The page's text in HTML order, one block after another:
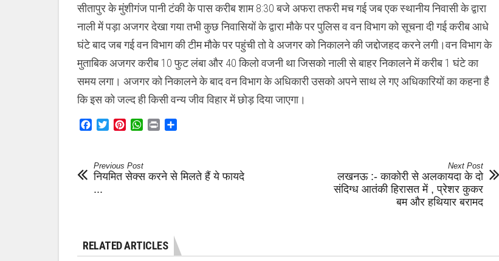
जिससे
दहशत
का
माहौल
सीतापुर के मुंशीगंज पानी टंकी के पास करीब शाम 8:30 बजे अफरा तफरी मच गई जब एक स्थानीय निवासी के द्वारा
नाली में पड़ा अजगर देखा गया तभी कुछ निवासियों के द्वारा मौके पर पुलिस व वन विभाग को सूचना दी गई करीब आधे
घंटे बाद जब गई वन विभाग की टीम मौके पर पहुंची तो वे अजगर को निकालने की जद्दोजहद करने लगी।वन विभाग के
मुताबिक अजगर करीब 10 फुट लंबा और 40 किलो वजनी था जिसको नाली से बाहर निकालने में करीब 1 घंटे का
समय लगा। अजगर को निकालने के बाद वन विभाग के अधिकारी उसको अपने साथ ले गए अधिकारियों का कहना है
कि इस को जल्द ही किसी वन्य जीव विहार में छोड़ दिया जाएगा।
Facebook
TwitterPinterestWhatsApp
Print
Previous Post
नियमित सेक्स करने से मिलते हैं ये फायदे
...
Next Post
लखनऊ :- काकोरी से अलकायदा के दो
संदिग्ध आतंकी हिरासत में , प्रेशर कुकर
बम और हथियार बरामद
RELATED ARTICLES